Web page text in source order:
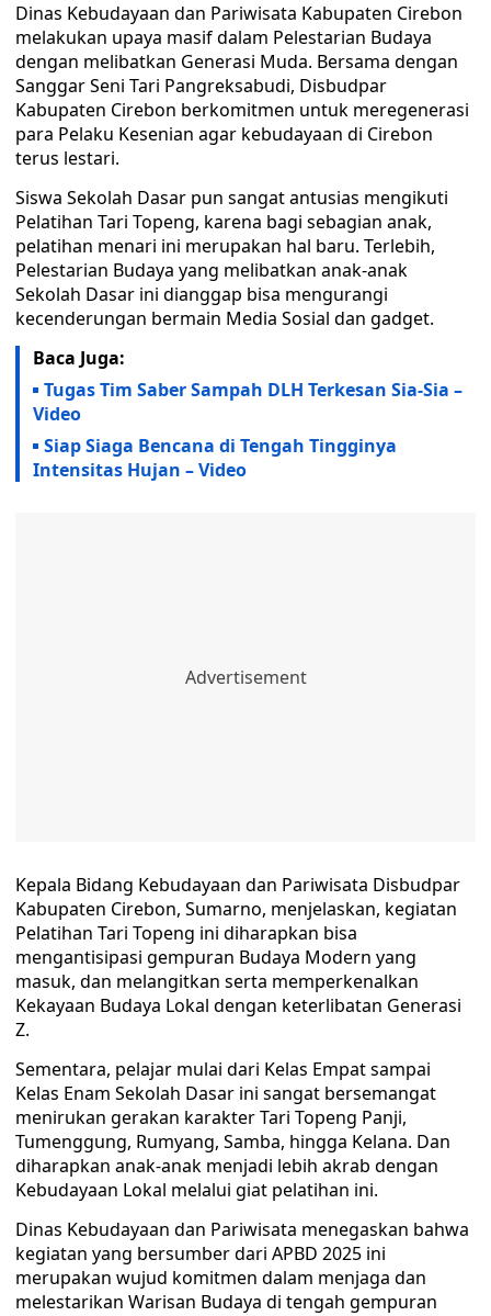
Dinas Kebudayaan dan Pariwisata Kabupaten Cirebon
melakukan upaya masif dalam Pelestarian Budaya
dengan melibatkan Generasi Muda. Bersama dengan
Sanggar Seni Tari Pangreksabudi, Disbudpar
Kabupaten Cirebon berkomitmen untuk meregenerasi
para Pelaku Kesenian agar kebudayaan di Cirebon
terus lestari.
Siswa Sekolah Dasar pun sangat antusias mengikuti
Pelatihan Tari Topeng, karena bagi sebagian anak,
pelatihan menari ini merupakan hal baru. Terlebih,
Pelestarian Budaya yang melibatkan anak-anak
Sekolah Dasar ini dianggap bisa mengurangi
kecenderungan bermain Media Sosial dan gadget.
Baca Juga:
Tugas Tim Saber Sampah DLH Terkesan Sia-Sia –
Video
Siap Siaga Bencana di Tengah Tingginya
Intensitas Hujan – Video
Kepala Bidang Kebudayaan dan Pariwisata Disbudpar
Kabupaten Cirebon, Sumarno, menjelaskan, kegiatan
Pelatihan Tari Topeng ini diharapkan bisa
mengantisipasi gempuran Budaya Modern yang
masuk, dan melangitkan serta memperkenalkan
Kekayaan Budaya Lokal dengan keterlibatan Generasi
Z.
Sementara, pelajar mulai dari Kelas Empat sampai
Kelas Enam Sekolah Dasar ini sangat bersemangat
menirukan gerakan karakter Tari Topeng Panji,
Tumenggung, Rumyang, Samba, hingga Kelana. Dan
diharapkan anak-anak menjadi lebih akrab dengan
Kebudayaan Lokal melalui giat pelatihan ini.
Dinas Kebudayaan dan Pariwisata menegaskan bahwa
kegiatan yang bersumber dari APBD 2025 ini
merupakan wujud komitmen dalam menjaga dan
melestarikan Warisan Budaya di tengah gempuran